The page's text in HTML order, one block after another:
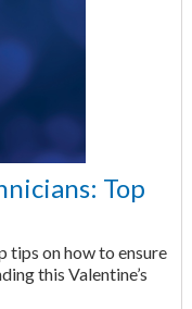
Top
tips on how to ensure
this Valentine’s